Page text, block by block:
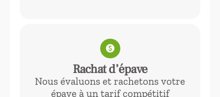
paid
Rachat d’épave
Nous évaluons et rachetons votre
épave à un tarif compétitif